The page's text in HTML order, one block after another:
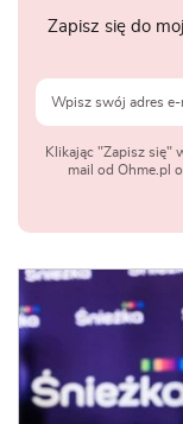
Zapisz się do
Klikając "Zapisz się"
mail od Ohme.pl